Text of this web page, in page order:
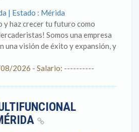
| Estado : Mérida
y haz crecer tu futuro como
Somos una empresa
una visión de éxito y expansión, y
2026 - Salario: ----------